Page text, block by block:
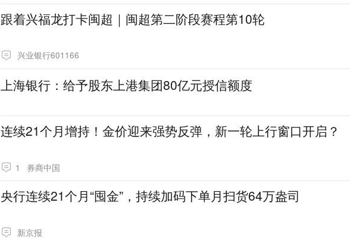
跟着兴福龙打卡闽超｜闽超第二阶段赛程第10轮
兴业银行601166
上海银行：给予股东上港集团80亿元授信额度
连续21个月增持！金价迎来强势反弹，新一轮上行窗口开启？
1 券商中国
央行连续21个月“囤金”，持续加码下单月扫货64万盎司
新京报